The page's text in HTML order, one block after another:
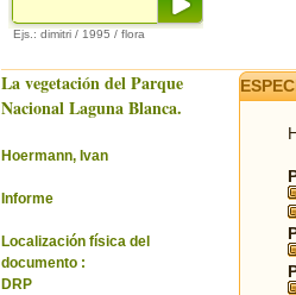
Ejs.: dimitri / 1995 / flora
La vegetación del Parque
Nacional Laguna Blanca.
Hoermann, Ivan
Informe
Localización física del
documento :
DRP